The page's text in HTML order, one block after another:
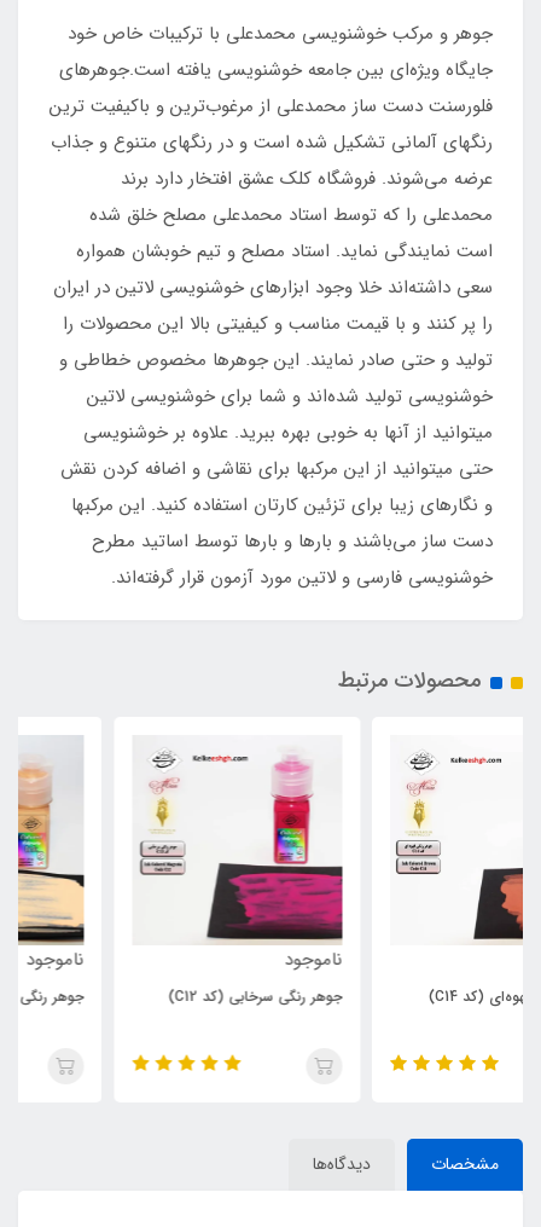
جوهر و مرکب خوشنویسی محمدعلی با ترکیبات خاص خود
جایگاه ویژه‌ای بین جامعه خوشنویسی یافته است.جوهرهای
فلورسنت دست ساز محمدعلی از مرغوب‌ترین و باکیفیت ترین
رنگهای آلمانی تشکیل شده است و در رنگهای متنوع و جذاب
عرضه می‌شوند. فروشگاه کلک عشق افتخار دارد برند
محمدعلی را که توسط استاد محمدعلی مصلح خلق شده
است نمایندگی نماید. استاد مصلح و تیم خوبشان همواره
سعی داشته‌اند خلا وجود ابزارهای خوشنویسی لاتین در ایران
را پر کنند و با قیمت مناسب و کیفیتی بالا این محصولات را
تولید و حتی صادر نمایند. این جوهرها مخصوص خطاطی و
خوشنویسی تولید شده‌اند و شما برای خوشنویسی لاتین
میتوانید از آنها به خوبی بهره ببرید. علاوه بر خوشنویسی
حتی میتوانید از این مرکبها برای نقاشی و اضافه کردن نقش
و نگارهای زیبا برای تزئین کارتان استفاده کنید. این مرکبها
دست ساز می‌باشند و بارها و بارها توسط اساتید مطرح
خوشنویسی فارسی و لاتین مورد آزمون قرار گرفته‌اند.
محصولات مرتبط
جوهر رنگی سرخابی (کد C12) جوهر رنگی بدنی (کد C10)
مشخصات دیدگاه‌ها